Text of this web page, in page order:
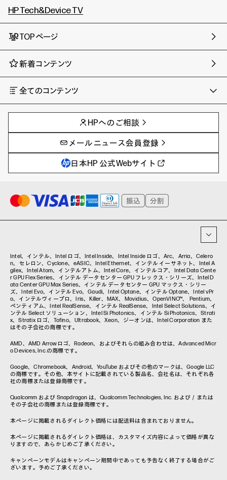
HP Tech&Device TV
TOPページ
新着コンテンツ
全てのコンテンツ
AIの進化と活用事例
製品トレンド & レビュー
サイバーセキュリティ
教育とテクノロジー
ハイブリッドワーク
プリンター
事例
イベントレポート
AI PC
AIワークステーション
Poly
WXP（DEXツール）
タグ一覧
HPへのご相談
メールニュース会員登録
日本HP 公式Webサイト
Intel、インテル、Intel ロゴ、Intel Inside、Intel Inside ロゴ、Arc、Arria、Celero
n、セレロン、Cyclone、eASIC、Intel Ethernet、インテル イーサネット、Intel A
gilex、Intel Atom、インテルアトム、Intel Core、インテルコア、Intel Data Cente
r GPU Flex Series、インテル データセンター GPU フレックス・シリーズ、Intel D
ata Center GPU Max Series、インテル データセンター GPU マックス・シリー
ズ、Intel Evo、インテル Evo、Gaudi、Intel Optane、インテル Optane、Intel vPr
o、インテルヴィープロ、Iris、Killer、MAX、Movidius、OpenVINO™、 Pentium、
ペンティアム、Intel RealSense、インテル RealSense、Intel Select Solutions、イ
ンテル Select ソリューション、Intel Si Photonics、インテル Si Photonics、Strati
x、Stratix ロゴ、Tofino、Ultrabook、Xeon、ジーオンは、Intel Corporation また
はその子会社の商標です。
AMD、AMD Arrowロゴ、Radeon、およびそれらの組み合わせは、Advanced Micr
o Devices, Inc.の商標です。
Google、Chromebook、Android、YouTube およびその他のマークは、Google LLC
の商標です。その他、本サイトに記載されている製品名、会社名は、それぞれ各
社の商標または登録商標です。
Qualcomm および Snapdragon は、Qualcomm Technologies, Inc. および／または
その子会社の商標または登録商標です。
本ページに掲載されるダイレクト価格には配送料は含まれておりません。
本ページに掲載されるダイレクト価格は、カスタマイズ内容によって価格が異な
りますので、あらかじめご了承ください。
キャンペーンモデルはキャンペーン期間中であっても予告なく終了する場合がご
ざいます。予めご了承ください。